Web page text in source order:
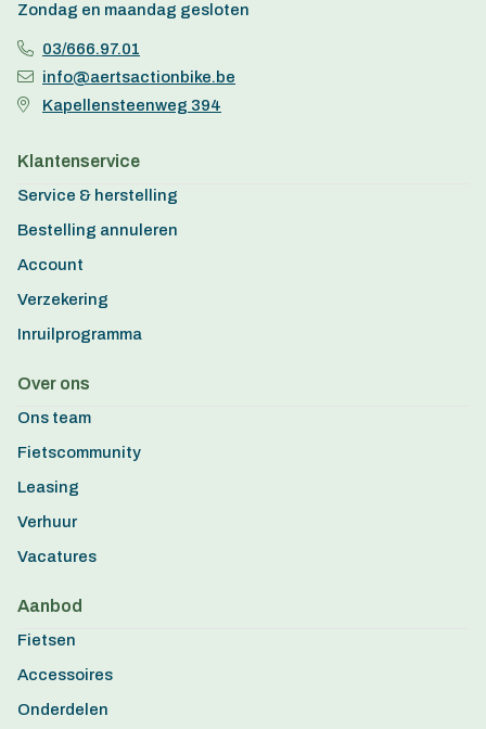
Zondag en maandag gesloten
03/666.97.01
info@aertsactionbike.be
Kapellensteenweg 394
Klantenservice
Service & herstelling
Bestelling annuleren
Account
Verzekering
Inruilprogramma
Over ons
Ons team
Fietscommunity
Leasing
Verhuur
Vacatures
Aanbod
Fietsen
Accessoires
Onderdelen